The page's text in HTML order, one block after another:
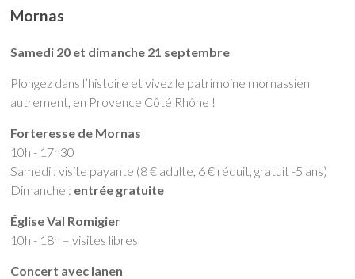
Mornas
Samedi 20 et dimanche 21 septembre
Plongez dans l’histoire et vivez le patrimoine mornassien
autrement, en Provence Côté Rhône !
Forteresse de Mornas
10h - 17h30
Samedi : visite payante (8 € adulte, 6 € réduit, gratuit -5 ans)
Dimanche : entrée gratuite
Église Val Romigier
10h - 18h – visites libres
Concert avec Ianen